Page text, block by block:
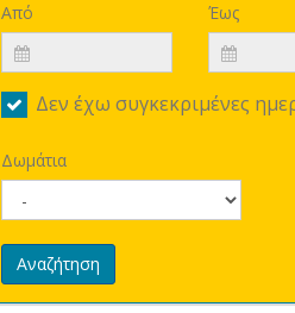
Από Έως
Δεν έχω συγκεκριμένες
Δωμάτια
Αναζήτηση